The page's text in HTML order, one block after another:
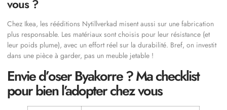
vous ?
Chez Ikea, les rééditions Nytillverkad misent aussi sur une fabrication
plus responsable. Les matériaux sont choisis pour leur résistance (et
leur poids plume), avec un effort réel sur la durabilité. Bref, on investit
dans une pièce à garder, pas un meuble jetable !
Envie d’oser Byakorre ? Ma checklist
pour bien l’adopter chez vous